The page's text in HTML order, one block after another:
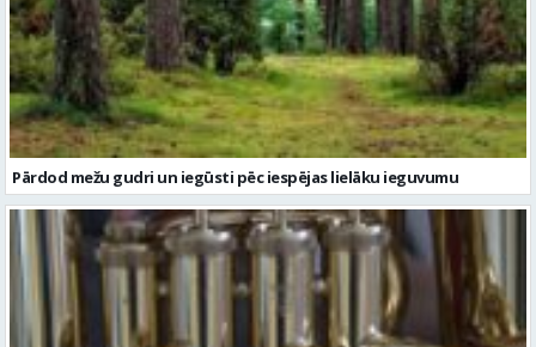
Pārdod mežu gudri un iegūsti pēc iespējas lielāku ieguvumu